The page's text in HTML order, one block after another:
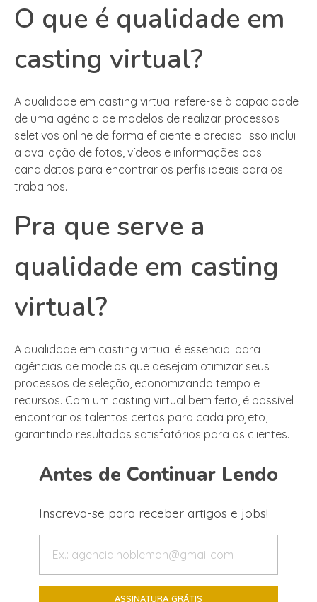
O que é qualidade em
casting virtual?
A qualidade em casting virtual refere-se à capacidade
de uma agência de modelos de realizar processos
seletivos online de forma eficiente e precisa. Isso inclui
a avaliação de fotos, vídeos e informações dos
candidatos para encontrar os perfis ideais para os
trabalhos.
Pra que serve a
qualidade em casting
virtual?
A qualidade em casting virtual é essencial para
agências de modelos que desejam otimizar seus
processos de seleção, economizando tempo e
recursos. Com um casting virtual bem feito, é possível
encontrar os talentos certos para cada projeto,
garantindo resultados satisfatórios para os clientes.
Antes de Continuar Lendo
Inscreva-se para receber artigos e jobs!